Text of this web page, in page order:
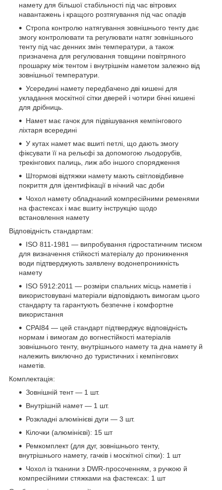
намету для більшої стабільності під час вітрових
навантажень і кращого розтягування під час опадів
Стропа контролю натягування зовнішнього тенту дає
змогу контролювати та регулювати натяг зовнішнього
тенту під час денних змін температури, а також
призначена для регулювання товщини повітряного
прошарку між тентом і внутрішнім наметом залежно від
зовнішньої температури.
Усередині намету передбачено дві кишені для
укладання москітної сітки дверей і чотири бічні кишені
для дрібниць.
Намет має гачок для підвішування кемпінгового
ліхтаря всередині
У кутах намет має вшиті петлі, що дають змогу
фіксувати її на рельєфі за допомогою льодорубів,
трекінгових палиць, лиж або іншого спорядження
Штормові відтяжки намету мають світловідбивне
покриття для ідентифікації в нічний час доби
Чохол намету обладнаний компресійними ременями
на фастексах і має вшиту інструкцію щодо
встановлення намету
Відповідність стандартам:
ISO 811-1981 — випробування гідростатичним тиском
для визначення стійкості матеріалу до проникнення
води підтверджують заявлену водонепроникність
намету
ISO 5912:2011 — розміри спальних місць наметів і
використовувані матеріали відповідають вимогам цього
стандарту та гарантують безпечне і комфортне
використання
CPAI84 — цей стандарт підтверджує відповідність
нормам і вимогам до вогнестійкості матеріалів
зовнішнього тенту, внутрішнього намету та дна намету й
належить виключно до туристичних і кемпінгових
наметів.
Комплектація:
Зовнішній тент — 1 шт.
Внутрішній намет — 1 шт.
Розкладні алюмінієві дуги — 3 шт.
Кілочки (алюмінієві): 15 шт
Ремкомплект (для дуг, зовнішнього тенту,
внутрішнього намету, гачків і москітної сітки): 1 шт
Чохол із тканини з DWR-просоченням, з ручкою й
компресійними стяжками на фастексах: 1 шт